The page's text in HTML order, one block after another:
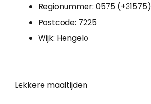
Regionummer: 0575 (+31575)
Postcode: 7225
Wijk: Hengelo
Lekkere maaltijden